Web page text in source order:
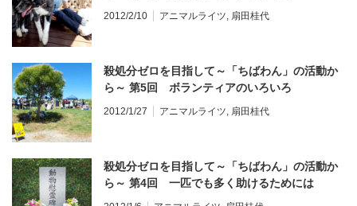
2012/2/10 アニマルライツ, 扇田桂代
殺処分ゼロを目指して～「ちばわん」の活動か
ら～ 第5回 ボランティアのいろいろ
2012/1/27 アニマルライツ, 扇田桂代
殺処分ゼロを目指して～「ちばわん」の活動か
ら～ 第4回 一匹でも多く助けるためには